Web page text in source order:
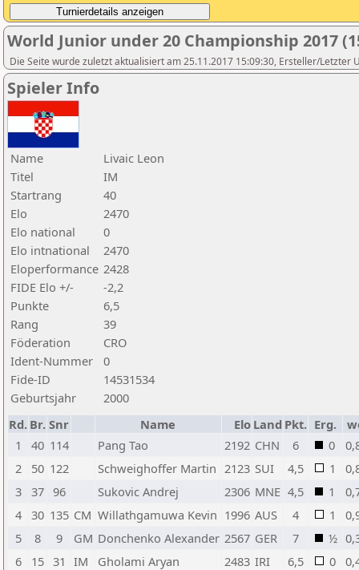
World Junior under 20 Championship 2017
Die Seite wurde zuletzt aktualisiert am 25.11.2017 15:09:30, Ersteller/Letzter
Spieler Info
Name
Livaic Leon
Titel
IM
Startrang
40
Elo
2470
Elo national
0
Elo intnational
2470
Eloperformance 2428
FIDE Elo +/-
-2,2
Punkte
6,5
Rang
39
Föderation
CRO
Ident-Nummer
0
Fide-ID
14531534
Geburtsjahr
2000
Rd. Br. Snr Name Elo Land Pkt. Erg.
1
40 114 Pang Tao 2192 CHN 6 0
2
50 122 Schweighoffer Martin 2123 SUI 4,5 1
3
37 96 Sukovic Andrej 2306 MNE 4,5 1
4
30 135 CM Willathgamuwa Kevin 1996 AUS 4 1
5
8 9 GM Donchenko Alexander 2567 GER 7 ½
6
15 31 IM Gholami Aryan 2483 IRI 6,5 0